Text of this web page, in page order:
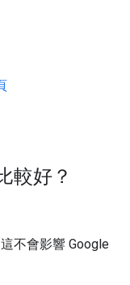
較好？
不會影響 Google